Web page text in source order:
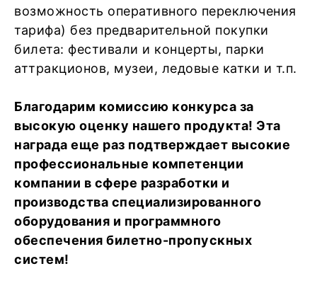
возможность оперативного переключения
тарифа) без предварительной покупки
билета: фестивали и концерты, парки
аттракционов, музеи, ледовые катки и т.п.
Благодарим комиссию конкурса за
высокую оценку нашего продукта! Эта
награда еще раз подтверждает высокие
профессиональные компетенции
компании в сфере разработки и
производства специализированного
оборудования и программного
обеспечения билетно-пропускных
систем!